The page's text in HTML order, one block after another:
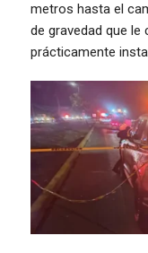
metros hasta el
de gravedad que
prácticamente